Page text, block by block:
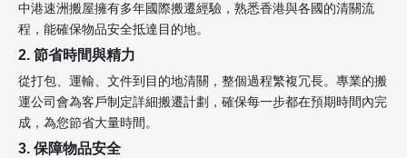
中港速洲搬屋擁有多年國際搬遷經驗，熟悉香港與各國的清關流
程，能確保物品安全抵達目的地。
2. 節省時間與精力
從打包、運輸、文件到目的地清關，整個過程繁複冗長。專業的搬
運公司會為客戶制定詳細搬遷計劃，確保每一步都在預期時間內完
成，為您節省大量時間。
3. 保障物品安全